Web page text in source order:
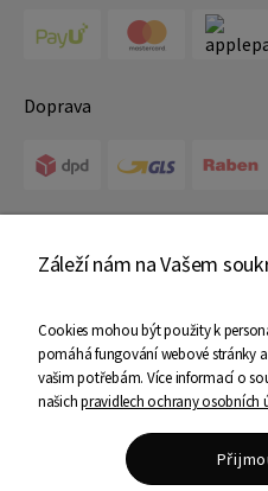
Doprava
Shoper Premium
Záleží nám na Vašem
Cookies mohou být použity k
pomáhá fungování webové stránky
vašim potřebám. Více informací o
našichpravidlech ochrany osobních